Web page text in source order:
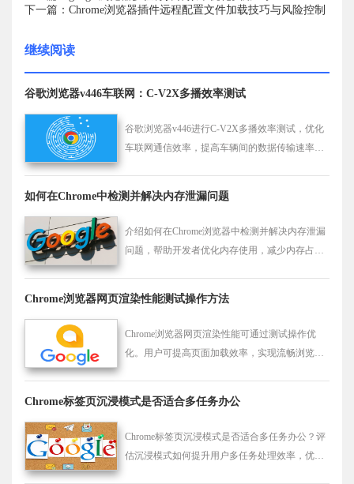
下一篇：Chrome浏览器插件远程配置文件加载技巧与风险控制
继续阅读
谷歌浏览器v446车联网：C-V2X多播效率测试
谷歌浏览器v446进行C-V2X多播效率测试，优化
车联网通信效率，提高车辆间的数据传输速率和
如何在Chrome中检测并解决内存泄漏问题
介绍如何在Chrome浏览器中检测并解决内存泄漏
问题，帮助开发者优化内存使用，减少内存占
Chrome浏览器网页渲染性能测试操作方法
Chrome浏览器网页渲染性能可通过测试操作优
化。用户可提高页面加载效率，实现流畅浏览体
Chrome标签页沉浸模式是否适合多任务办公
Chrome标签页沉浸模式是否适合多任务办公？评
估沉浸模式如何提升用户多任务处理效率，优化